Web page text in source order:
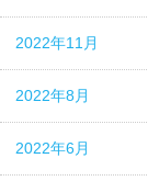
2022年11月
2022年8月
2022年6月